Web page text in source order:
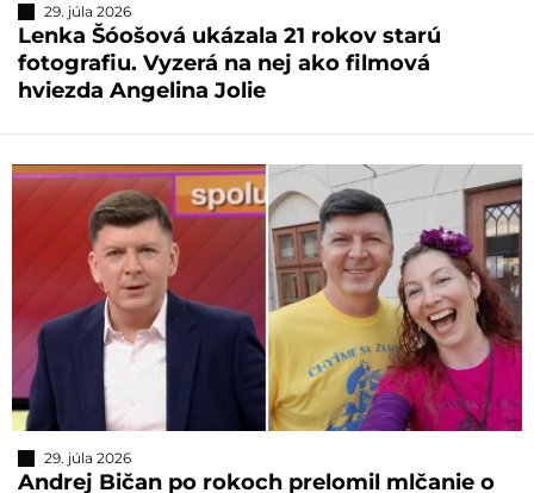
29. júla 2026
Lenka Šóošová ukázala 21 rokov starú
fotografiu. Vyzerá na nej ako filmová
hviezda Angelina Jolie
29. júla 2026
Andrej Bičan po rokoch prelomil mlčanie o